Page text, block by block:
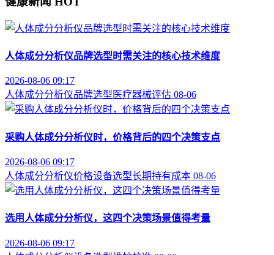
人体成分分析仪品牌选型时需关注的核心技术维度
2026-08-06 09:17
人体成分分析仪品牌选型 医疗器械评估 08-06
采购人体成分分析仪时，价格背后的四个决策支点
2026-08-06 09:17
人体成分分析仪价格设备选型长期持有成本 08-06
选用人体成分分析仪，这四个决策场景值得考量
2026-08-06 09:17